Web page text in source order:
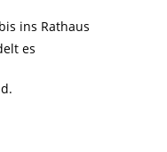
ins Rathaus
es